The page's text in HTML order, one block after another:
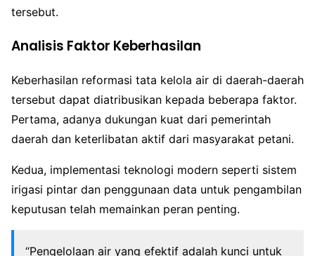
tersebut.
Analisis Faktor Keberhasilan
Keberhasilan reformasi tata kelola air di daerah-daerah
tersebut dapat diatribusikan kepada beberapa faktor.
Pertama, adanya dukungan kuat dari pemerintah
daerah dan keterlibatan aktif dari masyarakat petani.
Kedua, implementasi teknologi modern seperti sistem
irigasi pintar dan penggunaan data untuk pengambilan
keputusan telah memainkan peran penting.
“Pengelolaan air yang efektif adalah kunci untuk